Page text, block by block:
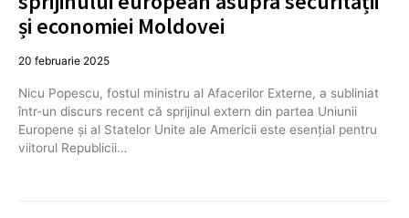
și economiei Moldovei
20 februarie 2025
Nicu Popescu, fostul ministru al Afacerilor Externe, a subliniat
într-un discurs recent că sprijinul extern din partea Uniunii
Europene și al Statelor Unite ale Americii este esențial pentru
viitorul Republicii…